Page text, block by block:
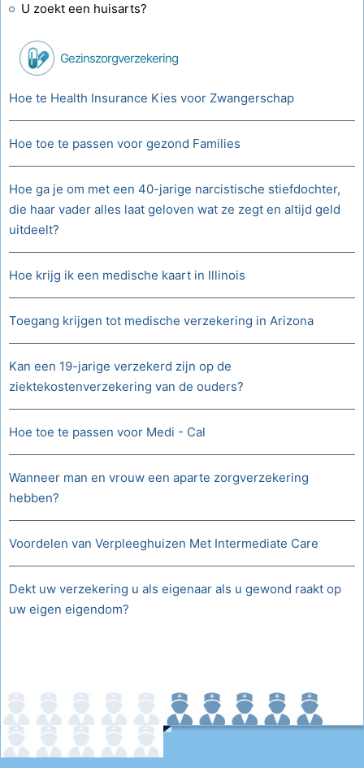
U zoekt een huisarts?
Gezinszorgverzekering
Hoe te Health Insurance Kies voor Zwangerschap
Hoe toe te passen voor gezond Families
Hoe ga je om met een 40-jarige narcistische stiefdochter,
die haar vader alles laat geloven wat ze zegt en altijd geld
uitdeelt?
Hoe krijg ik een medische kaart in Illinois
Toegang krijgen tot medische verzekering in Arizona
Kan een 19-jarige verzekerd zijn op de
ziektekostenverzekering van de ouders?
Hoe toe te passen voor Medi - Cal
Wanneer man en vrouw een aparte zorgverzekering
hebben?
Voordelen van Verpleeghuizen Met Intermediate Care
Dekt uw verzekering u als eigenaar als u gewond raakt op
uw eigen eigendom?